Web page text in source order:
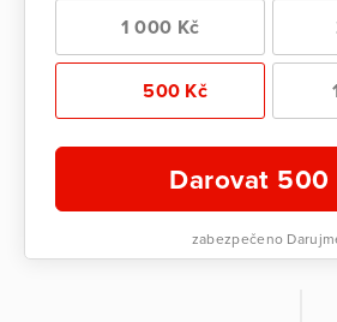
1 000 Kč
500 Kč
Darovat 500
zabezpečeno